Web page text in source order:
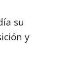
su
y